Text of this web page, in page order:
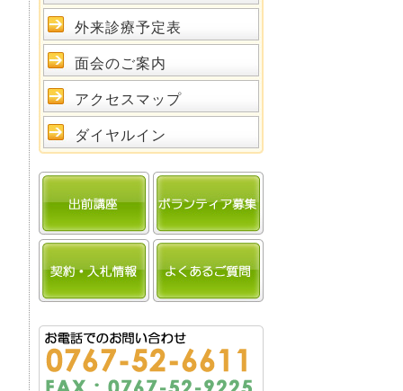
外来診療予定表
面会のご案内
アクセスマップ
ダイヤルイン